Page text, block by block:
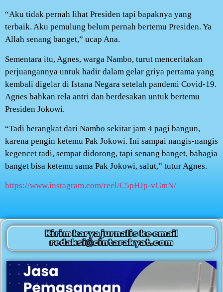
“Aku tidak pernah lihat Presiden tapi bapaknya yang
terbaik. Aku pemulung belum pernah bertemu Presiden. Ya
Allah senang banget,” ucap Ana.
Sementara itu, Agnes, warga Nambo, turut menceritakan
perjuangannya untuk hadir dalam gelar griya pertama yang
kembali digelar di Istana Negara setelah pandemi Covid-19.
Agnes bahkan rela antri dan berdesakan untuk bertemu
Presiden Jokowi.
“Tadi berangkat dari Nambo sekitar jam 4 pagi bangun,
karena pengin ketemu Pak Jokowi. Ini sampai nangis-nangis
kegencet tadi, sempat didorong, tapi senang banget, bahagia
banget bisa ketemu sama Pak Jokowi, salut,” tutur Agnes.
https://www.instagram.com/reel/C5pHJp-vGmN/
Kirim karya jurnalis ke email
redaksi@cintarakyat.com